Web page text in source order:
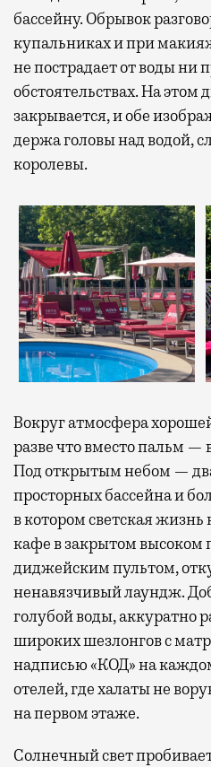
бассейну. Обрывок
купальниках и при
не пострадает от воды ни
обстоятельствах. На этом
закрывается, и обе
держа головы над водой,
королевы.
Вокруг атмосфера
разве что вместо пальм —
Под открытым небом —
просторных бассейна и
в котором светская
кафе в закрытом высоком
диджейским пультом,
ненавязчивый лаундж.
голубой воды, аккуратно
широких шезлонгов с
надписью «КОД» на
отелей, где халаты не
на первом этаже.
Солнечный свет